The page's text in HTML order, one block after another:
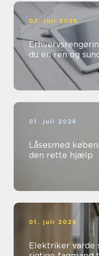
02. juli 2026
Erhvervsrengøring
du en ren og
01. juli 2026
Låsesmed københavn sådan
den rette hjælp
01. juli 2026
Elektriker varde sådan vælger du den